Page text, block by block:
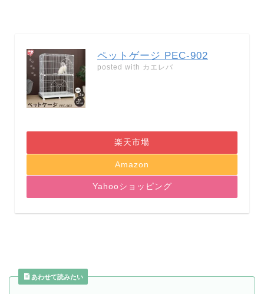
ペットゲージ PEC-902
posted with カエレバ
楽天市場
Amazon
Yahooショッピング
あわせて読みたい